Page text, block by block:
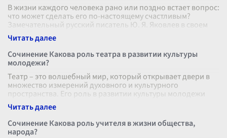
В жизни каждого человека рано или поздно встает вопрос:
что может сделать его по-настоящему счастливым?
Замечательный русский писатель Ю. Я. Яковлев в своем
эссе «Что может сделать
Сочинение Какова роль театра в развитии культуры
молодежи?
Театр – это волшебный мир, который открывает двери в
множество измерений духовного и культурного
пространства. Его роль в развитии культуры молодежи
невозможно переоценить, так как
Сочинение Какова роль учителя в жизни общества,
народа?